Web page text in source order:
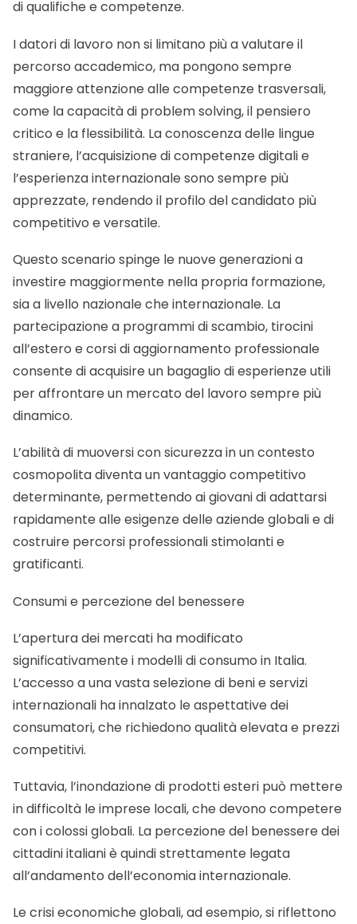
di qualifiche e competenze.
I datori di lavoro non si limitano più a valutare il
percorso accademico, ma pongono sempre
maggiore attenzione alle competenze trasversali,
come la capacità di problem solving, il pensiero
critico e la flessibilità. La conoscenza delle lingue
straniere, l’acquisizione di competenze digitali e
l’esperienza internazionale sono sempre più
apprezzate, rendendo il profilo del candidato più
competitivo e versatile.
Questo scenario spinge le nuove generazioni a
investire maggiormente nella propria formazione,
sia a livello nazionale che internazionale. La
partecipazione a programmi di scambio, tirocini
all’estero e corsi di aggiornamento professionale
consente di acquisire un bagaglio di esperienze utili
per affrontare un mercato del lavoro sempre più
dinamico.
L’abilità di muoversi con sicurezza in un contesto
cosmopolita diventa un vantaggio competitivo
determinante, permettendo ai giovani di adattarsi
rapidamente alle esigenze delle aziende globali e di
costruire percorsi professionali stimolanti e
gratificanti.
Consumi e percezione del benessere
L’apertura dei mercati ha modificato
significativamente i modelli di consumo in Italia.
L’accesso a una vasta selezione di beni e servizi
internazionali ha innalzato le aspettative dei
consumatori, che richiedono qualità elevata e prezzi
competitivi.
Tuttavia, l’inondazione di prodotti esteri può mettere
in difficoltà le imprese locali, che devono competere
con i colossi globali. La percezione del benessere dei
cittadini italiani è quindi strettamente legata
all’andamento dell’economia internazionale.
Le crisi economiche globali, ad esempio, si riflettono